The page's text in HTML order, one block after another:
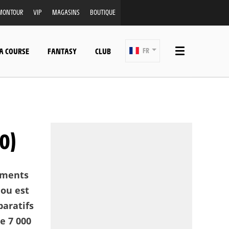
VIP MAGASINS BOUTIQUE
COURSE FANTASY CLUB FR
est
7 000